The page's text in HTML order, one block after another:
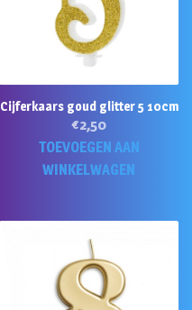
Cijferkaars goud glitter 5 10cm
€2,50
TOEVOEGEN AAN
WINKELWAGEN